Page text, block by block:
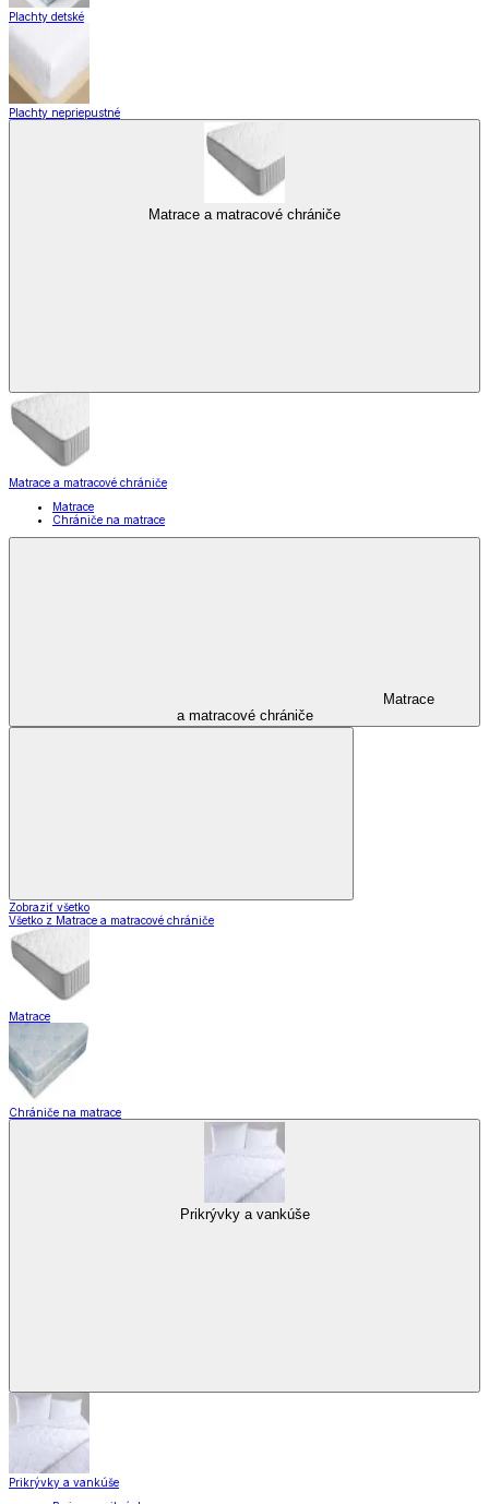
Plachty detské
Plachty nepriepustné
Matrace a matracové chrániče
Matrace a matracové chrániče
Matrace
Chrániče na matrace
Matrace
a matracové chrániče
Zobraziť všetko
Všetko z Matrace a matracové chrániče
Matrace
Chrániče na matrace
Prikrývky a vankúše
Prikrývky a vankúše